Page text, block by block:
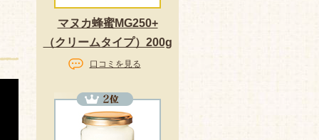
マヌカ蜂蜜MG250+
（クリームタイプ）200g
口コミを見る